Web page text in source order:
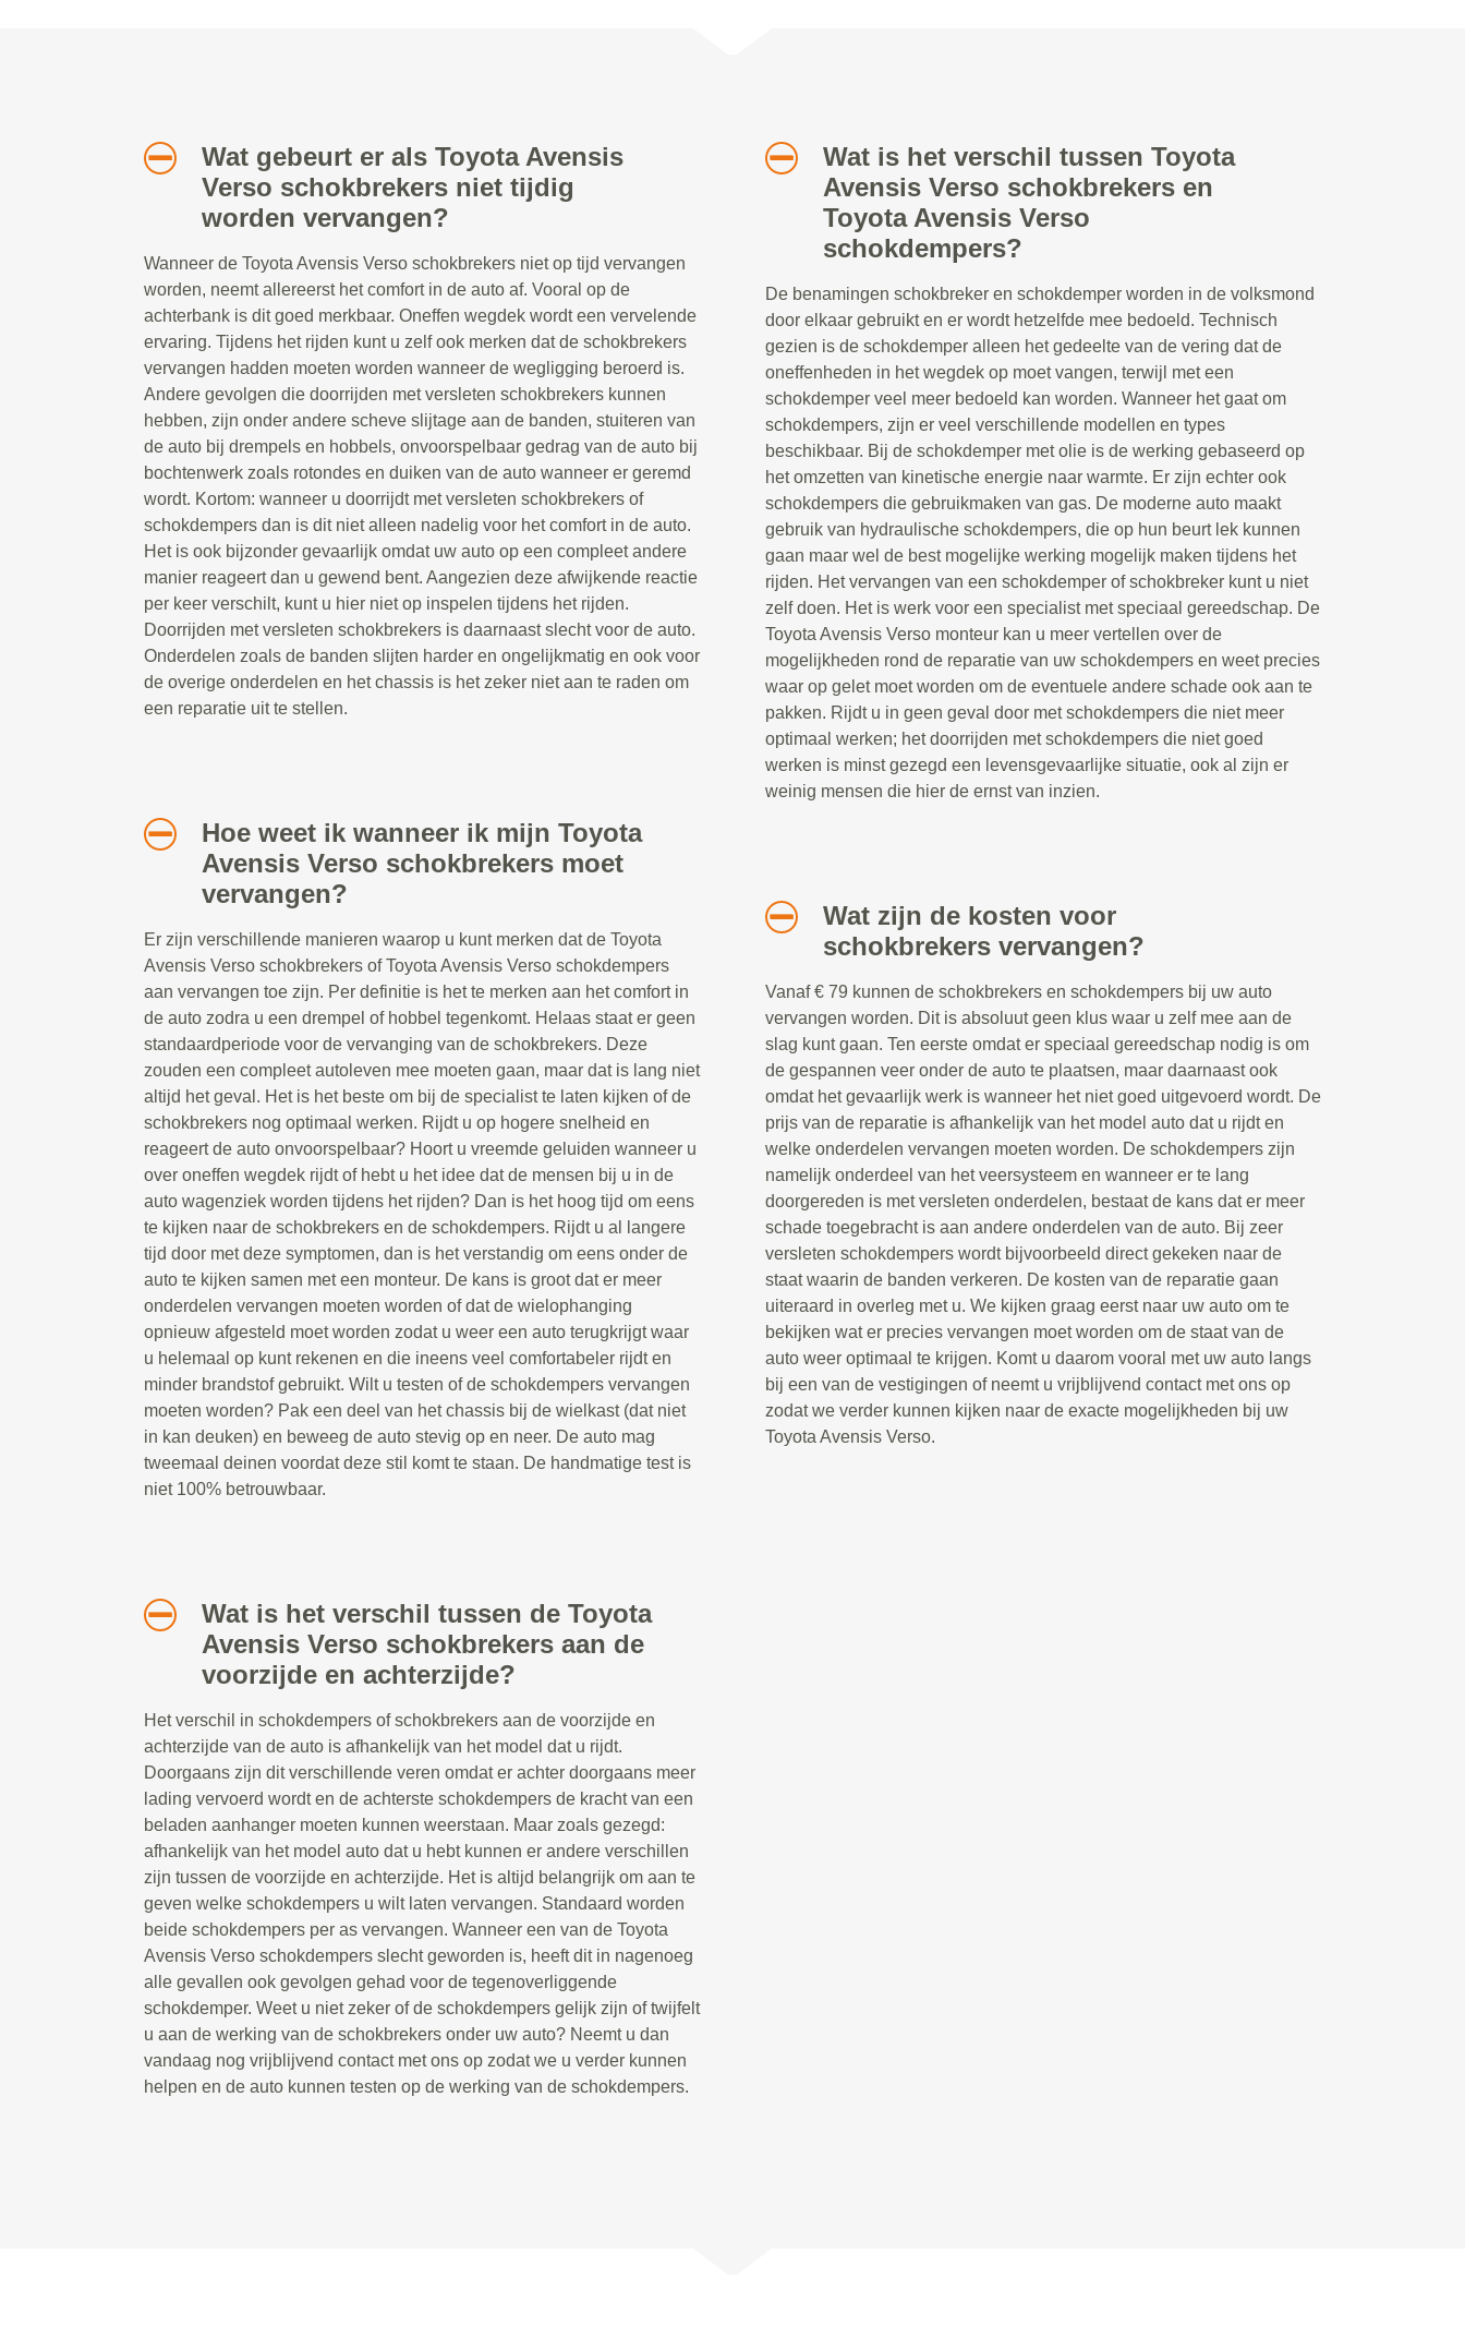
Wat gebeurt er als Toyota Avensis
Verso schokbrekers niet tijdig
worden vervangen?
Wanneer de Toyota Avensis Verso schokbrekers niet op tijd vervangen
worden, neemt allereerst het comfort in de auto af. Vooral op de
achterbank is dit goed merkbaar. Oneffen wegdek wordt een vervelende
ervaring. Tijdens het rijden kunt u zelf ook merken dat de schokbrekers
vervangen hadden moeten worden wanneer de wegligging beroerd is.
Andere gevolgen die doorrijden met versleten schokbrekers kunnen
hebben, zijn onder andere scheve slijtage aan de banden, stuiteren van
de auto bij drempels en hobbels, onvoorspelbaar gedrag van de auto bij
bochtenwerk zoals rotondes en duiken van de auto wanneer er geremd
wordt. Kortom: wanneer u doorrijdt met versleten schokbrekers of
schokdempers dan is dit niet alleen nadelig voor het comfort in de auto.
Het is ook bijzonder gevaarlijk omdat uw auto op een compleet andere
manier reageert dan u gewend bent. Aangezien deze afwijkende reactie
per keer verschilt, kunt u hier niet op inspelen tijdens het rijden.
Doorrijden met versleten schokbrekers is daarnaast slecht voor de auto.
Onderdelen zoals de banden slijten harder en ongelijkmatig en ook voor
de overige onderdelen en het chassis is het zeker niet aan te raden om
een reparatie uit te stellen.
Hoe weet ik wanneer ik mijn Toyota
Avensis Verso schokbrekers moet
vervangen?
Er zijn verschillende manieren waarop u kunt merken dat de Toyota
Avensis Verso schokbrekers of Toyota Avensis Verso schokdempers
aan vervangen toe zijn. Per definitie is het te merken aan het comfort in
de auto zodra u een drempel of hobbel tegenkomt. Helaas staat er geen
standaardperiode voor de vervanging van de schokbrekers. Deze
zouden een compleet autoleven mee moeten gaan, maar dat is lang niet
altijd het geval. Het is het beste om bij de specialist te laten kijken of de
schokbrekers nog optimaal werken. Rijdt u op hogere snelheid en
reageert de auto onvoorspelbaar? Hoort u vreemde geluiden wanneer u
over oneffen wegdek rijdt of hebt u het idee dat de mensen bij u in de
auto wagenziek worden tijdens het rijden? Dan is het hoog tijd om eens
te kijken naar de schokbrekers en de schokdempers. Rijdt u al langere
tijd door met deze symptomen, dan is het verstandig om eens onder de
auto te kijken samen met een monteur. De kans is groot dat er meer
onderdelen vervangen moeten worden of dat de wielophanging
opnieuw afgesteld moet worden zodat u weer een auto terugkrijgt waar
u helemaal op kunt rekenen en die ineens veel comfortabeler rijdt en
minder brandstof gebruikt. Wilt u testen of de schokdempers vervangen
moeten worden? Pak een deel van het chassis bij de wielkast (dat niet
in kan deuken) en beweeg de auto stevig op en neer. De auto mag
tweemaal deinen voordat deze stil komt te staan. De handmatige test is
niet 100% betrouwbaar.
Wat is het verschil tussen de Toyota
Avensis Verso schokbrekers aan de
voorzijde en achterzijde?
Het verschil in schokdempers of schokbrekers aan de voorzijde en
achterzijde van de auto is afhankelijk van het model dat u rijdt.
Doorgaans zijn dit verschillende veren omdat er achter doorgaans meer
lading vervoerd wordt en de achterste schokdempers de kracht van een
beladen aanhanger moeten kunnen weerstaan. Maar zoals gezegd:
afhankelijk van het model auto dat u hebt kunnen er andere verschillen
zijn tussen de voorzijde en achterzijde. Het is altijd belangrijk om aan te
geven welke schokdempers u wilt laten vervangen. Standaard worden
beide schokdempers per as vervangen. Wanneer een van de Toyota
Avensis Verso schokdempers slecht geworden is, heeft dit in nagenoeg
alle gevallen ook gevolgen gehad voor de tegenoverliggende
schokdemper. Weet u niet zeker of de schokdempers gelijk zijn of twijfelt
u aan de werking van de schokbrekers onder uw auto? Neemt u dan
vandaag nog vrijblijvend contact met ons op zodat we u verder kunnen
helpen en de auto kunnen testen op de werking van de schokdempers.
Wat is het verschil tussen Toyota
Avensis Verso schokbrekers en
Toyota Avensis Verso
schokdempers?
De benamingen schokbreker en schokdemper worden in de volksmond
door elkaar gebruikt en er wordt hetzelfde mee bedoeld. Technisch
gezien is de schokdemper alleen het gedeelte van de vering dat de
oneffenheden in het wegdek op moet vangen, terwijl met een
schokdemper veel meer bedoeld kan worden. Wanneer het gaat om
schokdempers, zijn er veel verschillende modellen en types
beschikbaar. Bij de schokdemper met olie is de werking gebaseerd op
het omzetten van kinetische energie naar warmte. Er zijn echter ook
schokdempers die gebruikmaken van gas. De moderne auto maakt
gebruik van hydraulische schokdempers, die op hun beurt lek kunnen
gaan maar wel de best mogelijke werking mogelijk maken tijdens het
rijden. Het vervangen van een schokdemper of schokbreker kunt u niet
zelf doen. Het is werk voor een specialist met speciaal gereedschap. De
Toyota Avensis Verso monteur kan u meer vertellen over de
mogelijkheden rond de reparatie van uw schokdempers en weet precies
waar op gelet moet worden om de eventuele andere schade ook aan te
pakken. Rijdt u in geen geval door met schokdempers die niet meer
optimaal werken; het doorrijden met schokdempers die niet goed
werken is minst gezegd een levensgevaarlijke situatie, ook al zijn er
weinig mensen die hier de ernst van inzien.
Wat zijn de kosten voor
schokbrekers vervangen?
Vanaf € 79 kunnen de schokbrekers en schokdempers bij uw auto
vervangen worden. Dit is absoluut geen klus waar u zelf mee aan de
slag kunt gaan. Ten eerste omdat er speciaal gereedschap nodig is om
de gespannen veer onder de auto te plaatsen, maar daarnaast ook
omdat het gevaarlijk werk is wanneer het niet goed uitgevoerd wordt. De
prijs van de reparatie is afhankelijk van het model auto dat u rijdt en
welke onderdelen vervangen moeten worden. De schokdempers zijn
namelijk onderdeel van het veersysteem en wanneer er te lang
doorgereden is met versleten onderdelen, bestaat de kans dat er meer
schade toegebracht is aan andere onderdelen van de auto. Bij zeer
versleten schokdempers wordt bijvoorbeeld direct gekeken naar de
staat waarin de banden verkeren. De kosten van de reparatie gaan
uiteraard in overleg met u. We kijken graag eerst naar uw auto om te
bekijken wat er precies vervangen moet worden om de staat van de
auto weer optimaal te krijgen. Komt u daarom vooral met uw auto langs
bij een van de vestigingen of neemt u vrijblijvend contact met ons op
zodat we verder kunnen kijken naar de exacte mogelijkheden bij uw
Toyota Avensis Verso.